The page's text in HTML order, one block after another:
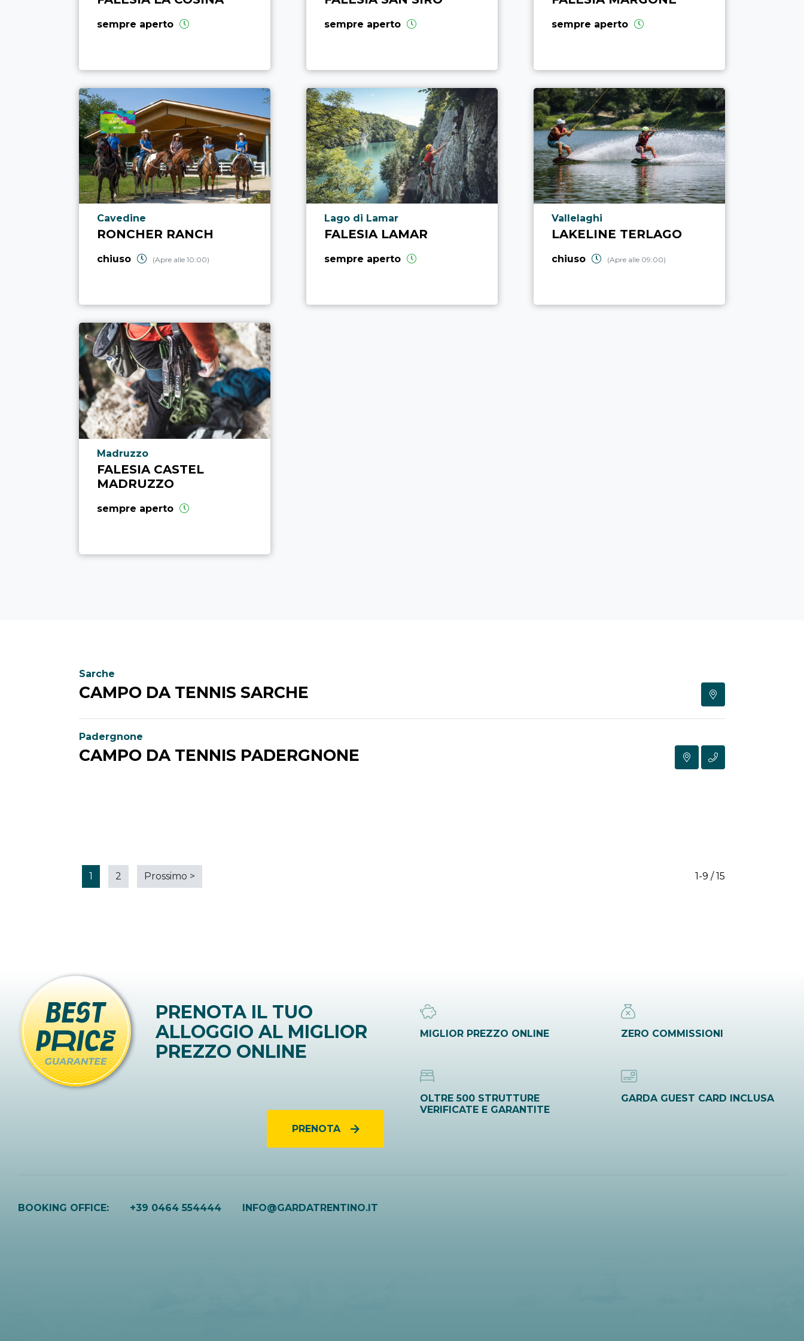
sempre aperto sempre aperto sempre aperto
Località punto di interesse
Cavedine
RONCHER RANCH
chiuso (Apre alle 10:00)
Località punto di interesse
Lago di Lamar
FALESIA LAMAR
sempre aperto
Località punto di interesse
Vallelaghi
LAKELINE TERLAGO
chiuso (Apre alle 09:00)
Località punto di interesse
Madruzzo
FALESIA CASTEL
MADRUZZO
sempre aperto
Sarche
CAMPO DA TENNIS SARCHE
Padergnone
CAMPO DA TENNIS PADERGNONE
1-9 / 15
1 2 Prossimo >
PRENOTA IL TUO
ALLOGGIO AL MIGLIOR
PREZZO ONLINE
PRENOTA
MIGLIOR PREZZO ONLINE ZERO COMMISSIONI
OLTRE 500 STRUTTURE
VERIFICATE E GARANTITE
GARDA GUEST CARD INCLUSA
BOOKING OFFICE: +39 0464 554444 INFO@GARDATRENTINO.IT